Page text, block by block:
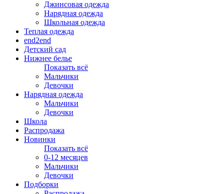
Джинсовая одежда
Нарядная одежда
Школьная одежда
Теплая одежда
end2end
Детский сад
Нижнее белье
Показать всё
Мальчики
Девочки
Нарядная одежда
Мальчики
Девочки
Школа
Распродажа
Новинки
Показать всё
0-12 месяцев
Мальчики
Девочки
Подборки